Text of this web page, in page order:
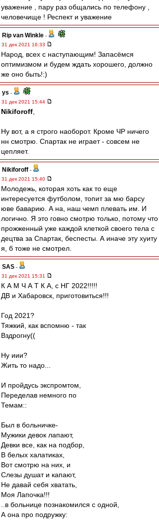
уважение , пару раз общались по телефону ,
человечище ! Респект и уважение
Rip van Winkle -
31 дек 2021 16:33
Народ, всех с наступающим! Запасёмся
оптимизмом и будем ждать хорошего, должно
же оно быть!:)
ys -
31 дек 2021 15:44
Nikiforoff
Ну вот, а я строго наоборот. Кроме ЧР ничего
нн смотрю. Спартак не играет - совсем не
цепляет.
Nikiforoff -
31 дек 2021 15:40
Молодежь, которая хоть как то еще
интересуется футболом, топит за мю барсу
юве баварию. А на, наш чемп плевать им. И
логично. Я это говно смотрю только, потому что
прожженный уже каждой клеткой своего тела с
децтва за Спартак, беспесты. А иначе эту хуиту
я, б тоже не смотрел.
SAS -
31 дек 2021 15:31
К А М Ч А Т К А, с НГ 2022!!!!!
ДВ и Хабаровск, приготовиться!!!
Год 2021?
Тяжкий, как вспомню - так
Вздрогну((
Ну иии?
Жить то надо...
И пройдусь экспромтом,
Переделав немного по
Темам::
Был в больничке-
Мужики девок лапают,
Девки все, как на подбор,
В белых халатиках,
Вот смотрю на них, и
Слезы душат и капают,
Не давай себя хватать,
Моя Лапочка!!!
..в больнице познакомился с одной,
А она про подружку: